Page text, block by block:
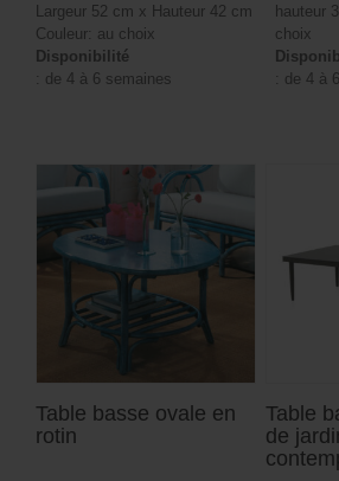
Largeur 52 cm x Hauteur 42 cm
Couleur: au choix
Disponibilité
: de 4 à 6 semaines
hauteur
choix
: de 4 à
Table basse ovale en
rotin
Table
de